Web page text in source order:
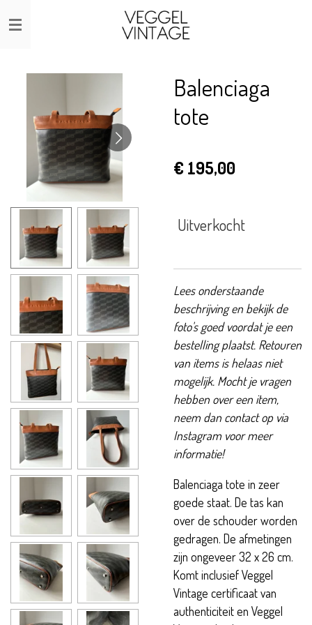
Ga
direct
Balenciaga
tote
€ 195,00
Uitverkocht
Lees onderstaande
beschrijving en bekijk de
foto's goed voordat je een
bestelling plaatst. Retouren
van items is helaas niet
mogelijk. Mocht je vragen
hebben over een item,
neem dan contact op via
Instagram voor meer
informatie!
Balenciaga tote in zeer
goede staat. De tas kan
over de schouder worden
gedragen. De afmetingen
zijn ongeveer 32 x 26 cm.
Komt inclusief Veggel
Vintage certificaat van
authenticiteit en Veggel